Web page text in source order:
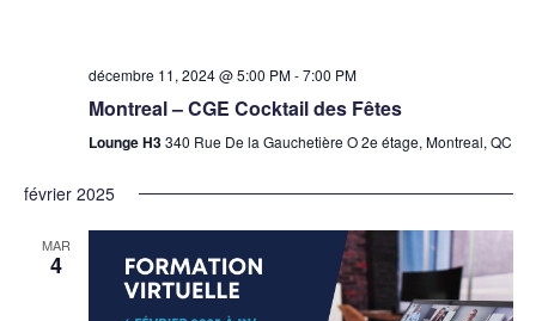
décembre 11, 2024 @ 5:00 PM-7:00 PM
Montreal – CGE Cocktail des Fêtes
Lounge H3340 Rue De la Gauchetière O 2e étage, Montreal, QC
février 2025
MAR
4